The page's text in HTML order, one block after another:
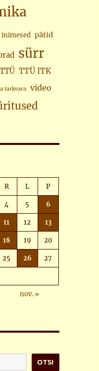
inimesed pätid
sürr
TTÜ TTÜ ITK
tarkvara video
R L P
4 5 6
11 12 13
18 19 20
25 26 27
nov. »
OTSI